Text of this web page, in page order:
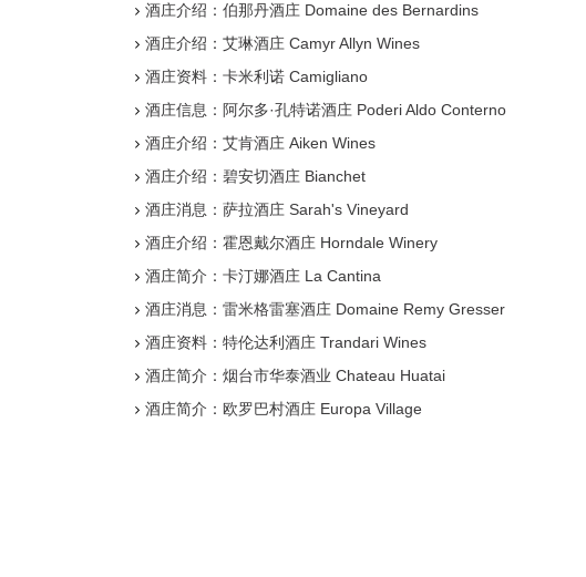
酒庄介绍：伯那丹酒庄 Domaine des Bernardins
酒庄介绍：艾琳酒庄 Camyr Allyn Wines
酒庄资料：卡米利诺 Camigliano
酒庄信息：阿尔多·孔特诺酒庄 Poderi Aldo Conterno
酒庄介绍：艾肯酒庄 Aiken Wines
酒庄介绍：碧安切酒庄 Bianchet
酒庄消息：萨拉酒庄 Sarah's Vineyard
酒庄介绍：霍恩戴尔酒庄 Horndale Winery
酒庄简介：卡汀娜酒庄 La Cantina
酒庄消息：雷米格雷塞酒庄 Domaine Remy Gresser
酒庄资料：特伦达利酒庄 Trandari Wines
酒庄简介：烟台市华泰酒业 Chateau Huatai
酒庄简介：欧罗巴村酒庄 Europa Village